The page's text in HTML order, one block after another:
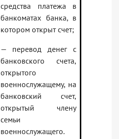
средства платежа в
банкоматах банка, в
котором открыт счет;
— перевод денег с
банковского счета,
открытого
военнослужащему, на
банковский счет,
открытый члену
семьи
военнослужащего.